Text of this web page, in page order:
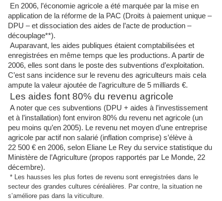
En 2006, l’économie agricole a été marquée par la mise en
application de la réforme de la PAC (Droits à paiement unique –
DPU – et dissociation des aides de l’acte de production –
découplage**).
Auparavant, les aides publiques étaient comptabilisées et
enregistrées en même temps que les productions. A partir de
2006, elles sont dans le poste des subventions d’exploitation.
C’est sans incidence sur le revenu des agriculteurs mais cela
ampute la valeur ajoutée de l’agriculture de 5 milliards €.
Les aides font 80% du revenu agricole
A noter que ces subventions (DPU + aides à l’investissement
et à l’installation) font environ 80% du revenu net agricole (un
peu moins qu’en 2005). Le revenu net moyen d’une entreprise
agricole par actif non salarié (inflation comprise) s’élève à
22 500 € en 2006, selon Eliane Le Rey du service statistique du
Ministère de l’Agriculture (propos rapportés par Le Monde, 22
décembre).
* Les hausses les plus fortes de revenu sont enregistrées dans le
secteur des grandes cultures céréalières. Par contre, la situation ne
s’améliore pas dans la viticulture.